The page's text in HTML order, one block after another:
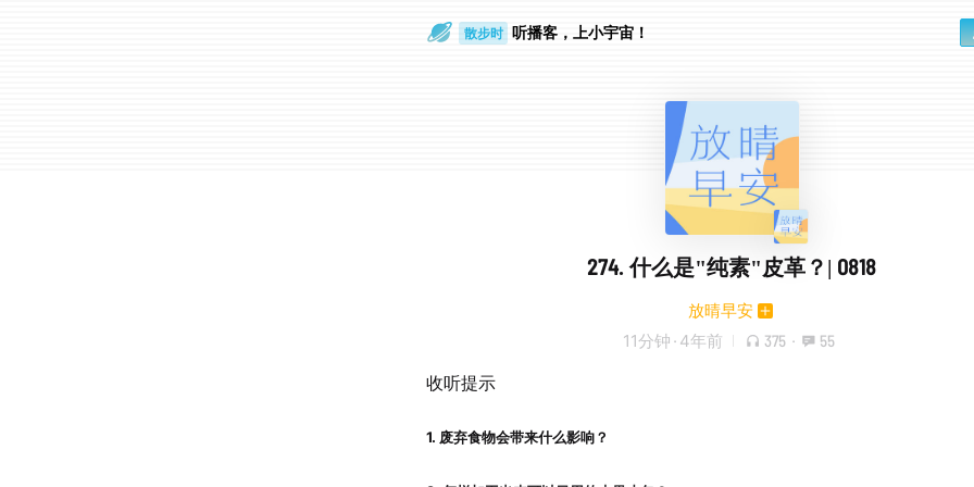
通勤路上 听播客，上小宇宙！
274. 什么是"纯素"皮革？| 0818
放晴早安
11分钟 · 4年前 375 · 55
收听提示
1. 废弃食物会带来什么影响？